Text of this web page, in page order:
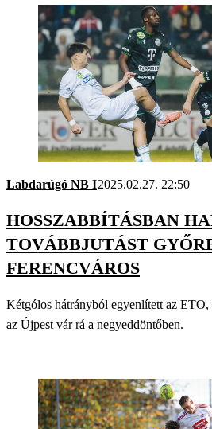
Labdarúgó NB I2025.02.27. 22:50
HOSSZABBÍTÁSBAN
TOVÁBBJUTÁST
FERENCVÁROS
Kétgólos hátrányból egyenlített az
az Újpest vár rá a negyeddöntőben.